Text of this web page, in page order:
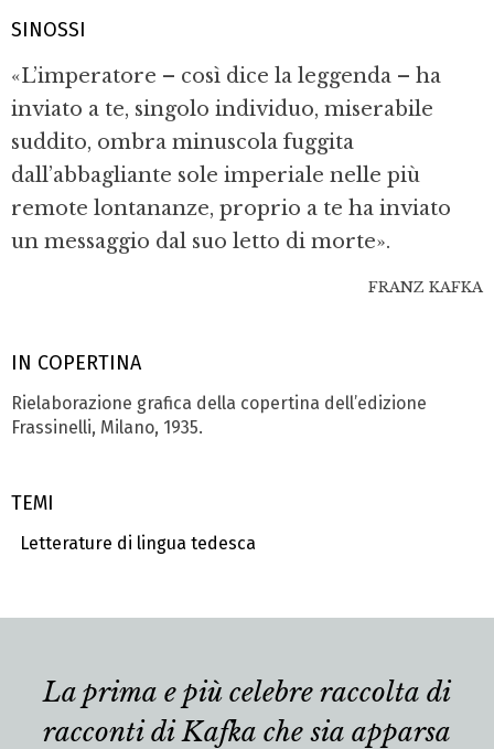
IN COPERTINA
Rielaborazione grafica della copertina dell’edizione
Frassinelli, Milano, 1935.
TEMI
Letterature di lingua tedesca
SINOSSI
«L’imperatore – così dice la leggenda – ha
inviato a te, singolo individuo, miserabile
suddito, ombra minuscola fuggita
dall’abbagliante sole imperiale nelle più
remote lontananze, proprio a te ha inviato
un messaggio dal suo letto di morte».
FRANZ KAFKA
La prima e più celebre raccolta di
racconti di Kafka che sia apparsa